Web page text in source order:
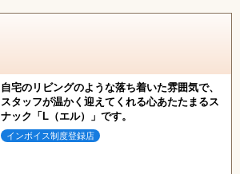
自宅のリビングのような落ち着いた雰囲気で、
スタッフが温かく迎えてくれる心あたたまるス
ナック「L（エル）」です。
インボイス制度登録店